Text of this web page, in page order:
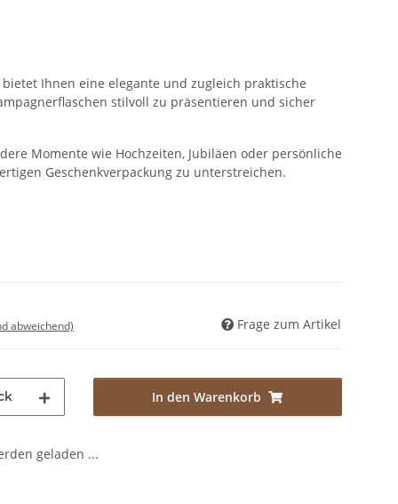
Ihnen eine elegante und zugleich praktische
stilvoll zu präsentieren und sicher
Momente wie Hochzeiten, Jubiläen oder persönliche
Geschenkverpackung zu unterstreichen.
abweichend) Frage zum Artikel
In den Warenkorb
geladen ...